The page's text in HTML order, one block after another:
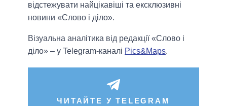
відстежувати найцікавіші та ексклюзивні
новини «Слово і діло».
Візуальна аналітика від редакції «Слово і
діло» – у Telegram-каналі Pics&Maps.
ЧИТАЙТЕ У TELEGRAM